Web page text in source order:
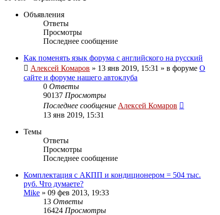
Объявления
Ответы
Просмотры
Последнее сообщение
Как поменять язык форума с английского на русский
Алексей Комаров » 13 янв 2019, 15:31 » в форуме О
сайте и форуме нашего автоклуба
0 Ответы
90137 Просмотры
Последнее сообщение Алексей Комаров
13 янв 2019, 15:31
Темы
Ответы
Просмотры
Последнее сообщение
Комплектация с АКПП и кондиционером = 504 тыс.
руб. Что думаете?
Mike » 09 фев 2013, 19:33
13 Ответы
16424 Просмотры